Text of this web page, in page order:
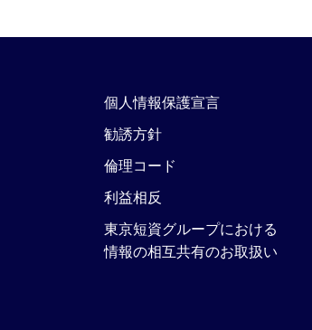
個人情報保護宣言
勧誘方針
倫理コード
利益相反
東京短資グループにおける
情報の相互共有のお取扱い